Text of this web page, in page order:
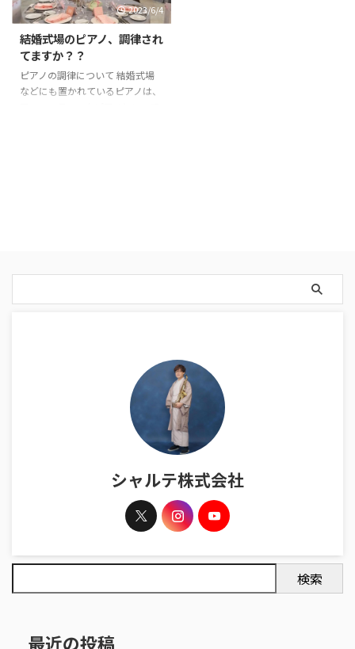
2023/6/4
結婚式場のピアノ、調律され
てますか？？
ピアノの調律について 結婚式場
などにも置かれているピアノは、
シャルテ株式会社
検索
最近の投稿